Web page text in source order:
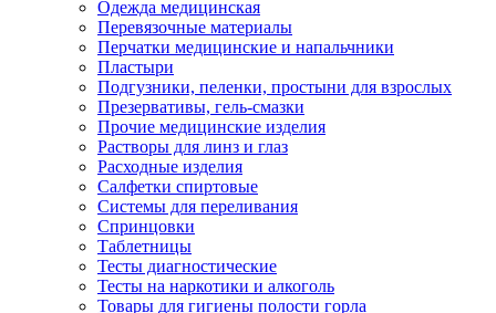
Одежда медицинская
Перевязочные материалы
Перчатки медицинские и напальчники
Пластыри
Подгузники, пеленки, простыни для взрослых
Презервативы, гель-смазки
Прочие медицинские изделия
Растворы для линз и глаз
Расходные изделия
Салфетки спиртовые
Системы для переливания
Спринцовки
Таблетницы
Тесты диагностические
Тесты на наркотики и алкоголь
Товары для гигиены полости горла